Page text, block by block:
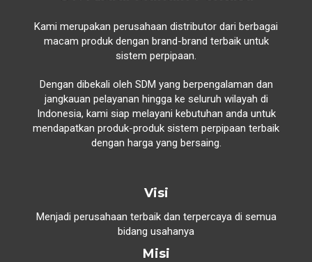
Kami merupakan perusahaan distributor dari berbagai
macam produk dengan brand-brand terbaik untuk
sistem perpipaan.
Dengan dibekali oleh SDM yang berpengalaman dan
jangkauan pelayanan hingga ke seluruh wilayah di
Indonesia, kami siap melayani kebutuhan anda untuk
mendapatkan produk-produk sistem perpipaan terbaik
dengan harga yang bersaing.
Visi
Menjadi perusahaan terbaik dan terpercaya di semua
bidang usahanya
Misi